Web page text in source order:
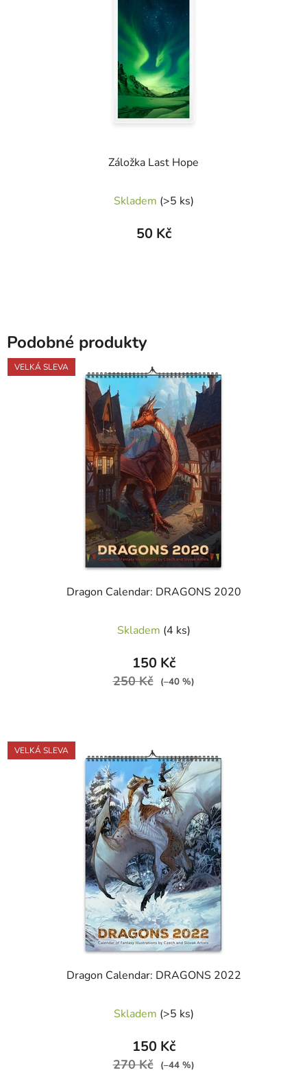
Záložka Last Hope
Skladem (>5 ks)
50 Kč
Podobné produkty
VELKÁ SLEVA
Dragon Calendar: DRAGONS 2020
hodnocení
produktu
hvězdiček.
Skladem (4 ks)
150 Kč
250 Kč (–40 %)
VELKÁ SLEVA
Dragon Calendar: DRAGONS 2022
Skladem (>5 ks)
150 Kč
270 Kč (–44 %)